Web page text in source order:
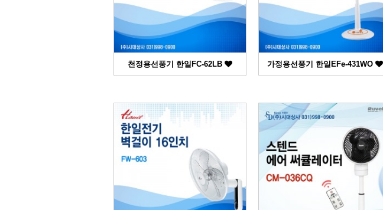
천정용선풍기 한일FC-62LB 가정용선풍기 한일EFe-431WO